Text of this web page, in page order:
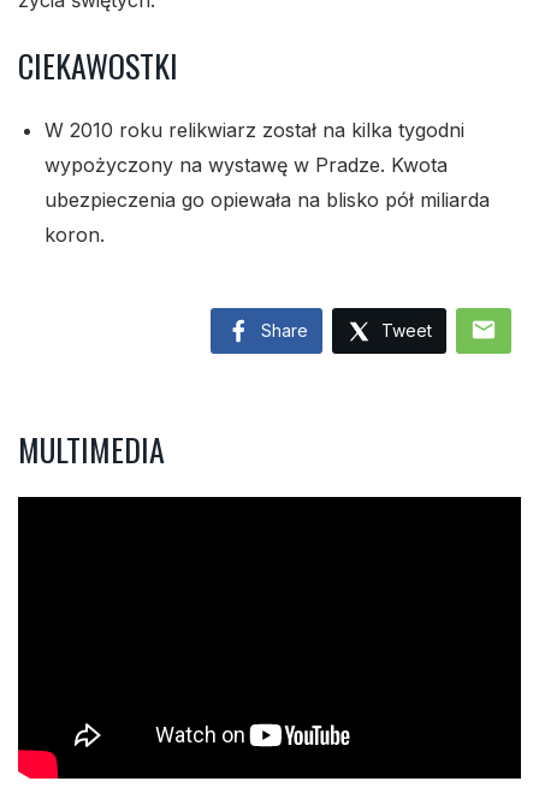
CIEKAWOSTKI
W 2010 roku relikwiarz został na kilka tygodni
wypożyczony na wystawę w Pradze. Kwota
ubezpieczenia go opiewała na blisko pół miliarda
koron.
Share Tweet mail
MULTIMEDIA